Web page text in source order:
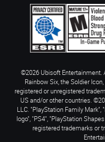
©2026 Ubisoft Entertainment.
Rainbow Six, the Soldier
registered or unregistered
US and/or other countries.
LLC. "PlayStation Family Mark",
logo", "PS4", "PlayStation
registered trademarks or